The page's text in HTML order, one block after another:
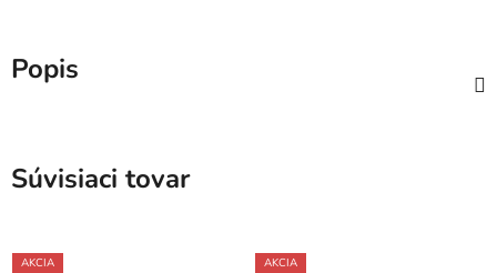
Popis
Súvisiaci tovar
AKCIA AKCIA